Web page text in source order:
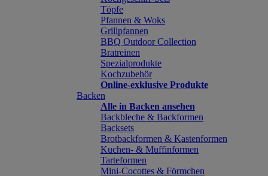
Töpfe
Pfannen & Woks
Grillpfannen
BBQ Outdoor Collection
Bratreinen
Spezialprodukte
Kochzubehör
Online-exklusive Produkte
Backen
Alle in Backen ansehen
Backbleche & Backformen
Backsets
Brotbackformen & Kastenformen
Kuchen- & Muffinformen
Tarteformen
Mini-Cocottes & Förmchen